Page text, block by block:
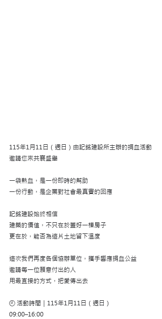
115年1月11日（週日）由記銘建設所主辦的捐血活動
邀請您來共襄盛舉
一袋熱血，是一份即時的幫助
一份行動，是企業對社會最真實的回應
記銘建設始終相信
建築的價值，不只在於蓋好一棟房子
更在於，能否為這片土地留下溫度
這次我們再度各個協辦單位，攜手響應捐血公益
邀請每一位願意付出的人
用最直接的方式，把愛傳出去
🕘 活動時間｜115年1月11日（週日）
09:00–16:00